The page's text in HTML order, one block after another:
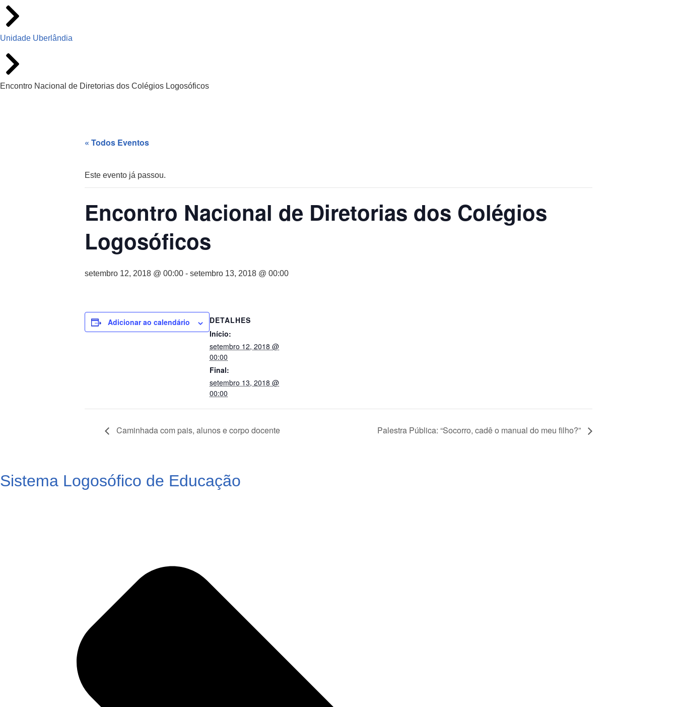
Unidade Uberlândia
Encontro Nacional de Diretorias dos Colégios Logosóficos
« Todos Eventos
Este evento já passou.
Encontro Nacional de Diretorias dos Colégios
Logosóficos
setembro 12, 2018 @ 00:00 - setembro 13, 2018 @ 00:00
Adicionar ao calendário
DETALHES
Início:
setembro 12, 2018 @
00:00
Final:
setembro 13, 2018 @
00:00
Caminhada com pais, alunos e corpo docente Palestra Pública: “Socorro, cadê o manual do meu filho?”
Sistema Logosófico de Educação